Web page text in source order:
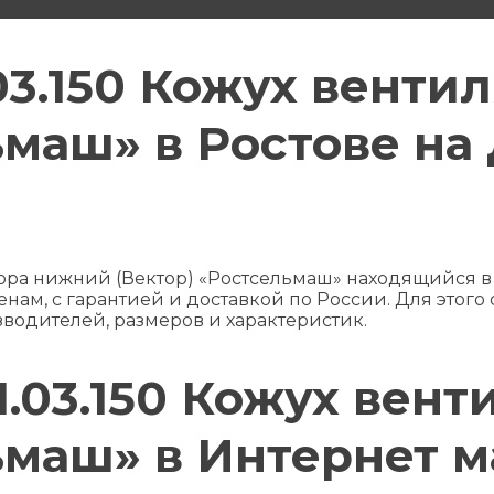
Кожух
в Ростове
нижний (Вектор) «Ростсельмаш» находящийся
с гарантией и доставкой по России. Для этого
размеров и характеристик.
Кожух
в Интернет